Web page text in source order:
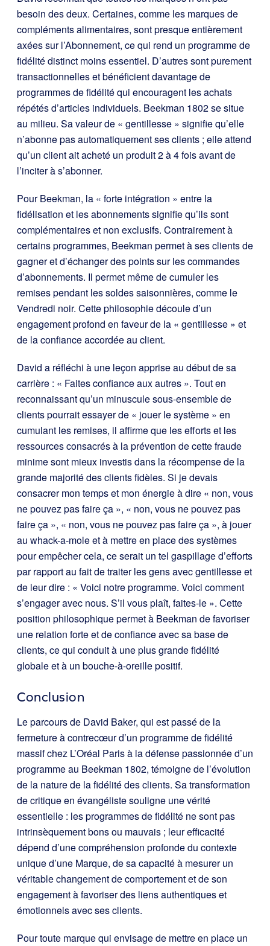
besoin des deux. Certaines, comme les marques de
compléments alimentaires, sont presque entièrement
axées sur l’Abonnement, ce qui rend un programme de
fidélité distinct moins essentiel. D’autres sont purement
transactionnelles et bénéficient davantage de
programmes de fidélité qui encouragent les achats
répétés d’articles individuels. Beekman 1802 se situe
au milieu. Sa valeur de « gentillesse » signifie qu’elle
n’abonne pas automatiquement ses clients ; elle attend
qu’un client ait acheté un produit 2 à 4 fois avant de
l’inciter à s’abonner.
Pour Beekman, la « forte intégration » entre la
fidélisation et les abonnements signifie qu’ils sont
complémentaires et non exclusifs. Contrairement à
certains programmes, Beekman permet à ses clients de
gagner et d’échanger des points sur les commandes
d’abonnements. Il permet même de cumuler les
remises pendant les soldes saisonnières, comme le
Vendredi noir. Cette philosophie découle d’un
engagement profond en faveur de la « gentillesse » et
de la confiance accordée au client.
David a réfléchi à une leçon apprise au début de sa
carrière : « Faites confiance aux autres ». Tout en
reconnaissant qu’un minuscule sous-ensemble de
clients pourrait essayer de « jouer le système » en
cumulant les remises, il affirme que les efforts et les
ressources consacrés à la prévention de cette fraude
minime sont mieux investis dans la récompense de la
grande majorité des clients fidèles. Si je devais
consacrer mon temps et mon énergie à dire « non, vous
ne pouvez pas faire ça », « non, vous ne pouvez pas
faire ça », « non, vous ne pouvez pas faire ça », à jouer
au whack-a-mole et à mettre en place des systèmes
pour empêcher cela, ce serait un tel gaspillage d’efforts
par rapport au fait de traiter les gens avec gentillesse et
de leur dire : « Voici notre programme. Voici comment
s’engager avec nous. S’il vous plaît, faites-le ». Cette
position philosophique permet à Beekman de favoriser
une relation forte et de confiance avec sa base de
clients, ce qui conduit à une plus grande fidélité
globale et à un bouche-à-oreille positif.
Conclusion
Le parcours de David Baker, qui est passé de la
fermeture à contrecœur d’un programme de fidélité
massif chez L’Oréal Paris à la défense passionnée d’un
programme au Beekman 1802, témoigne de l’évolution
de la nature de la fidélité des clients. Sa transformation
de critique en évangéliste souligne une vérité
essentielle : les programmes de fidélité ne sont pas
intrinsèquement bons ou mauvais ; leur efficacité
dépend d’une compréhension profonde du contexte
unique d’une Marque, de sa capacité à mesurer un
véritable changement de comportement et de son
engagement à favoriser des liens authentiques et
émotionnels avec ses clients.
Pour toute marque qui envisage de mettre en place un